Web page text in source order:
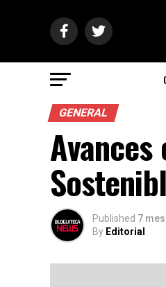
GENERAL
Published 7
By Editorial